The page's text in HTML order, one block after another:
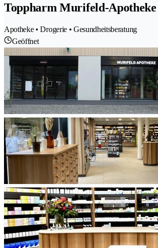
Toppharm Murifeld-Apotheke
Apotheke • Drogerie • Gesundheitsberatung
Geöffnet